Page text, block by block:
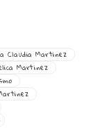
Claudia Martinez
Martinez